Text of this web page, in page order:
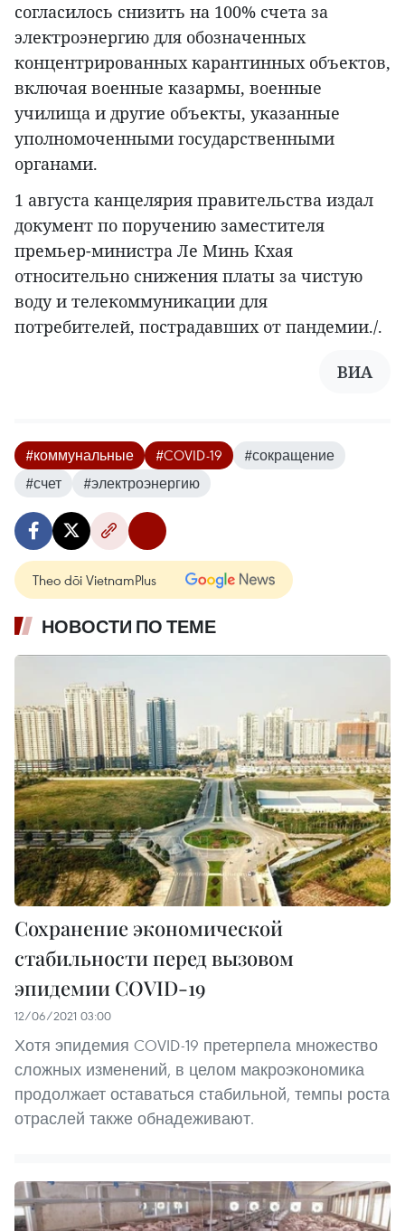
согласилось снизить на 100% счета за
электроэнергию для обозначенных
концентрированных карантинных объектов,
включая военные казармы, военные
училища и другие объекты, указанные
уполномоченными государственными
органами.
1 августа канцелярия правительства издал
документ по поручению заместителя
премьер-министра Ле Минь Кхая
относительно снижения платы за чистую
воду и телекоммуникации для
потребителей, пострадавших от пандемии./.
ВИА
#коммунальные #COVID-19
#сокращение
#счет
#электроэнергию
Theo dõi VietnamPlus
НОВОСТИ ПО ТЕМЕ
Сохранение экономической
стабильности перед вызовом
эпидемии COVID-19
12/06/2021 03:00
Хотя эпидемия COVID-19 претерпела множество
сложных изменений, в целом макроэкономика
продолжает оставаться стабильной, темпы роста
отраслей также обнадеживают.